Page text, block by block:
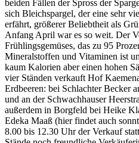
beiden Fällen der Spross der
sich Bleichspargel, der eine sehr
erfährt, größerer Beliebtheit als
Anfang April war es so weit. Der
Frühlingsgemüses, das zu 95
Mineralstoffen und Vitaminen ist
kaum Kalorien aber einen hohen
vier Ständen verkauft Hof
Erdbeeren: bei Schlachter Becker
und an der Schwachhauser
außerdem in Borgfeld bei Heike
Edeka Maaß (hier findet auch
8.00 bis 12.30 Uhr der Verkauf